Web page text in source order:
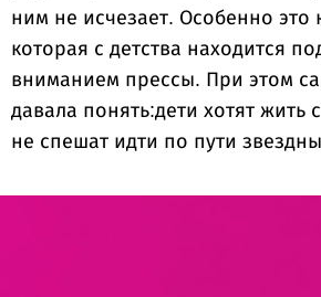
ним не исчезает. Особенно это
которая с детства находится
вниманием прессы. При этом
давала понять:дети хотят жить
не спешат идти по пути